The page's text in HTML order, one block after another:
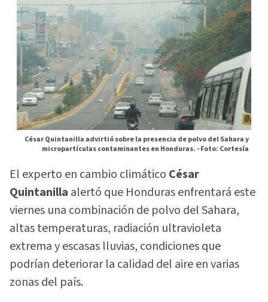
César Quintanilla advirtió sobre la presencia de polvo del Sahara y
micropartículas contaminantes en Honduras. -Foto: Cortesía
El experto en cambio climático César
Quintanilla alertó que Honduras enfrentará este
viernes una combinación de polvo del Sahara,
altas temperaturas, radiación ultravioleta
extrema y escasas lluvias, condiciones que
podrían deteriorar la calidad del aire en varias
zonas del país.